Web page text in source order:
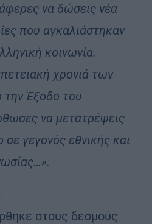
να δώσεις νέα
που αγκαλιάστηκαν
κοινωνία.
χρονιά των
την Έξοδο του
να μετατρέψεις
σε γεγονός εθνικής και
στους δεσμούς